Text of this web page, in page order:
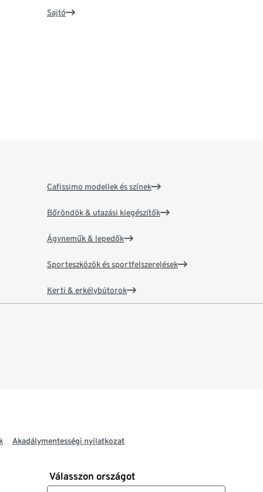
Sajtó
Cafissimo modellek és színek
Bőröndök & utazási kiegészítők
Ágyneműk & lepedők
Sporteszközök és sportfelszerelések
Kerti & erkélybútorok
Akadálymentességi nyilatkozat
Válasszon országot